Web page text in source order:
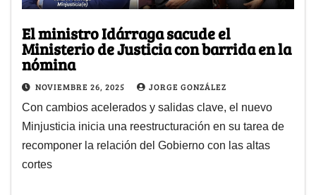
El ministro Idárraga sacude el
Ministerio de Justicia con barrida en la
nómina
NOVIEMBRE 26, 2025 JORGE GONZÁLEZ
Con cambios acelerados y salidas clave, el nuevo
Minjusticia inicia una reestructuración en su tarea de
recomponer la relación del Gobierno con las altas
cortes